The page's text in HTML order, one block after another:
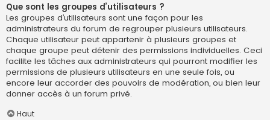
Que sont les groupes d’utilisateurs ?
Les groupes d’utilisateurs sont une façon pour les
administrateurs du forum de regrouper plusieurs utilisateurs.
Chaque utilisateur peut appartenir à plusieurs groupes et
chaque groupe peut détenir des permissions individuelles. Ceci
facilite les tâches aux administrateurs qui pourront modifier les
permissions de plusieurs utilisateurs en une seule fois, ou
encore leur accorder des pouvoirs de modération, ou bien leur
donner accès à un forum privé.
Haut